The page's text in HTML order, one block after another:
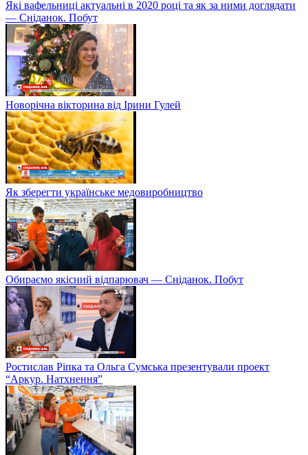
Які вафельниці актуальні в 2020 році та як за ними доглядати
— Сніданок. Побут
Новорічна вікторина від Ірини Гулей
Як зберегти українське медовиробництво
Обираємо якісний відпарювач — Сніданок. Побут
Ростислав Ріпка та Ольга Сумська презентували проект
“Аркур. Натхнення”